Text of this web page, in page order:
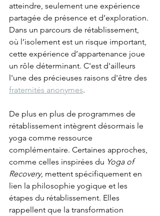
atteindre, seulement une expérience
partagée de présence et d’exploration.
Dans un parcours de rétablissement,
où l’isolement est un risque important,
cette expérience d’appartenance joue
un rôle déterminant. C'est d'ailleurs
l'une des précieuses raisons d'être des
fraternités anonymes.
De plus en plus de programmes de
rétablissement intègrent désormais le
yoga comme ressource
complémentaire. Certaines approches,
comme celles inspirées du Yoga of
Recovery, mettent spécifiquement en
lien la philosophie yogique et les
étapes du rétablissement. Elles
rappellent que la transformation